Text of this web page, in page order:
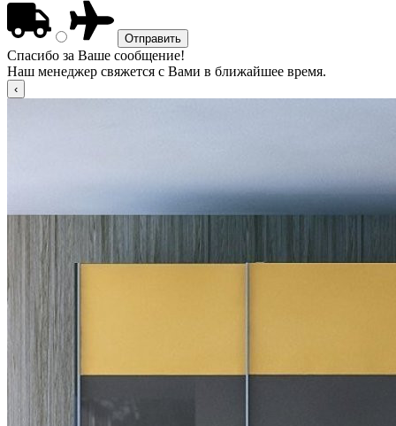
Спасибо за Ваше сообщение!
Наш менеджер свяжется с Вами в ближайшее время.